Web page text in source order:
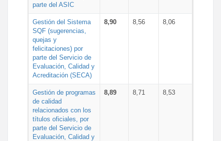
parte del ASIC
Gestión del Sistema
SQF (sugerencias,
quejas y
felicitaciones) por
parte del Servicio de
Evaluación, Calidad y
Acreditación (SECA)
8,90 8,56 8,06
Gestión de programas
de calidad
relacionados con los
títulos oficiales, por
parte del Servicio de
Evaluación, Calidad y
8,89 8,71 8,53